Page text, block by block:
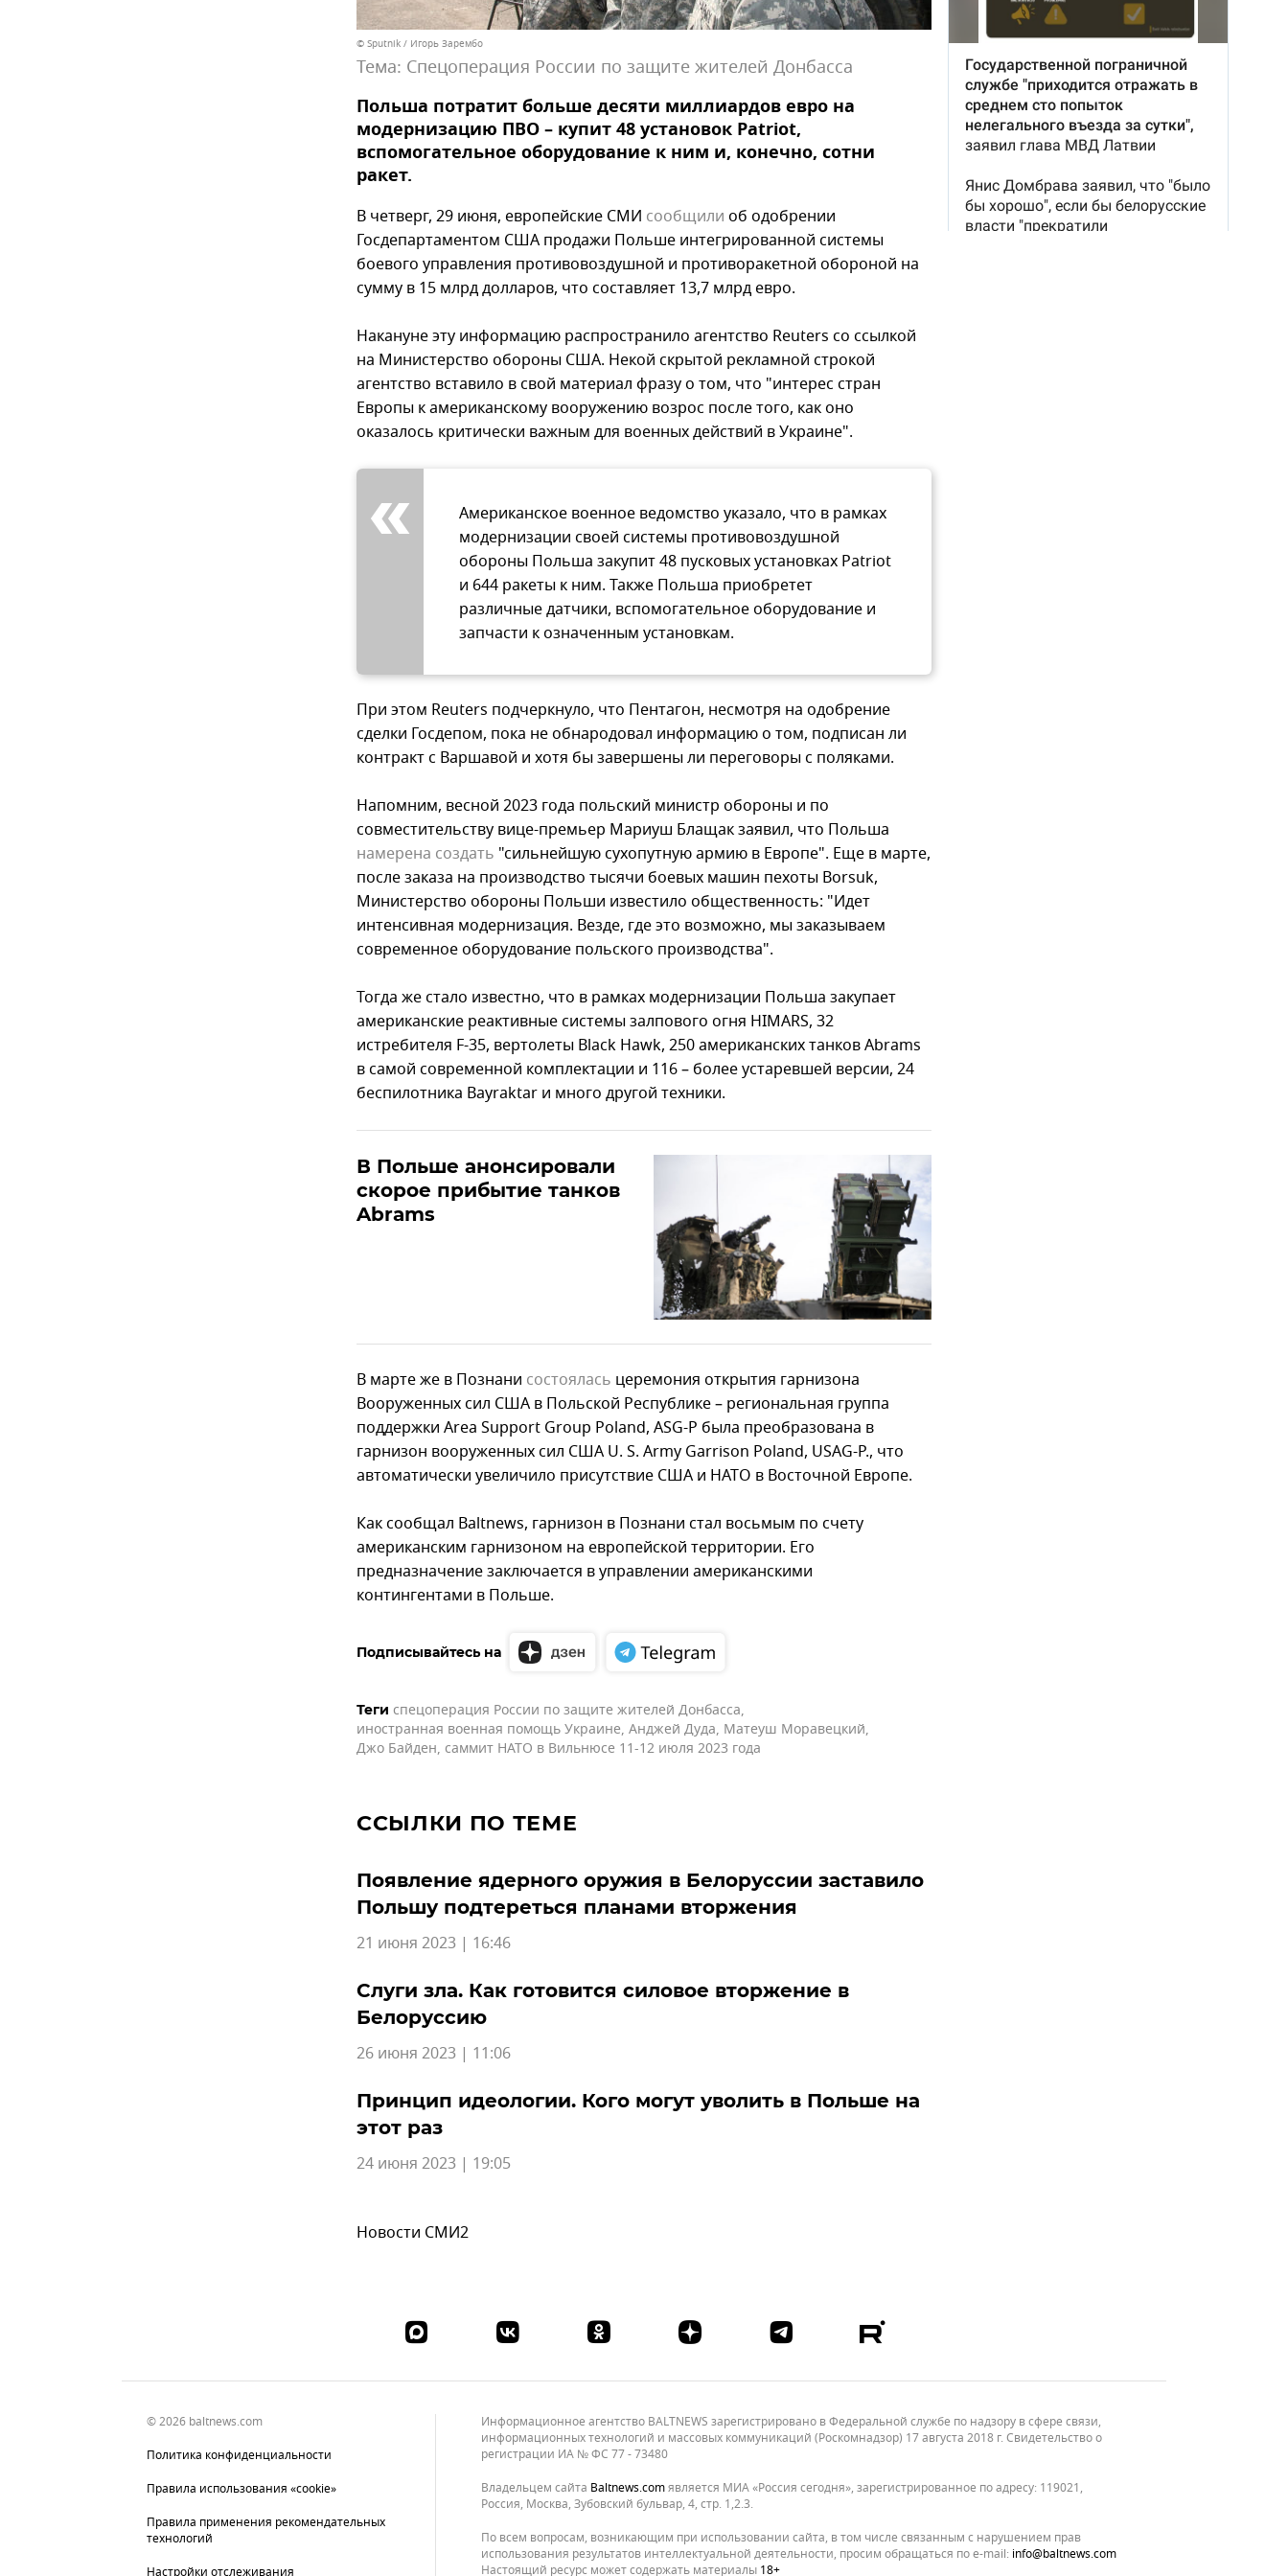
© Sputnik / Игорь Зарембо
Тема: Спецоперация России по защите жителей Донбасса
Польша потратит больше десяти миллиардов евро на
модернизацию ПВО – купит 48 установок Patriot,
вспомогательное оборудование к ним и, конечно, сотни
ракет.
В четверг, 29 июня, европейские СМИ сообщили об одобрении
Госдепартаментом США продажи Польше интегрированной системы
боевого управления противовоздушной и противоракетной обороной на
сумму в 15 млрд долларов, что составляет 13,7 млрд евро.
Накануне эту информацию распространило агентство Reuters со ссылкой
на Министерство обороны США. Некой скрытой рекламной строкой
агентство вставило в свой материал фразу о том, что "интерес стран
Европы к американскому вооружению возрос после того, как оно
оказалось критически важным для военных действий в Украине".
Американское военное ведомство указало, что в рамках
модернизации своей системы противовоздушной
обороны Польша закупит 48 пусковых установках Patriot
и 644 ракеты к ним. Также Польша приобретет
различные датчики, вспомогательное оборудование и
запчасти к означенным установкам.
При этом Reuters подчеркнуло, что Пентагон, несмотря на одобрение
сделки Госдепом, пока не обнародовал информацию о том, подписан ли
контракт с Варшавой и хотя бы завершены ли переговоры с поляками.
Напомним, весной 2023 года польский министр обороны и по
совместительству вице-премьер Мариуш Блащак заявил, что Польша
намерена создать "сильнейшую сухопутную армию в Европе". Еще в марте,
после заказа на производство тысячи боевых машин пехоты Borsuk,
Министерство обороны Польши известило общественность: "Идет
интенсивная модернизация. Везде, где это возможно, мы заказываем
современное оборудование польского производства".
Тогда же стало известно, что в рамках модернизации Польша закупает
американские реактивные системы залпового огня HIMARS, 32
истребителя F-35, вертолеты Black Hawk, 250 американских танков Abrams
в самой современной комплектации и 116 – более устаревшей версии, 24
беспилотника Bayraktar и много другой техники.
В Польше анонсировали
скорое прибытие танков
Abrams
В марте же в Познани состоялась церемония открытия гарнизона
Вооруженных сил США в Польской Республике – региональная группа
поддержки Area Support Group Poland, ASG-P была преобразована в
гарнизон вооруженных сил США U. S. Army Garrison Poland, USAG-P., что
автоматически увеличило присутствие США и НАТО в Восточной Европе.
Как сообщал Baltnews, гарнизон в Познани стал восьмым по счету
американским гарнизоном на европейской территории. Его
предназначение заключается в управлении американскими
контингентами в Польше.
Подписывайтесь на
Теги спецоперация России по защите жителей Донбасса,
иностранная военная помощь Украине, Анджей Дуда, Матеуш Моравецкий,
Джо Байден, саммит НАТО в Вильнюсе 11-12 июля 2023 года
ССЫЛКИ ПО ТЕМЕ
Появление ядерного оружия в Белоруссии заставило
Польшу подтереться планами вторжения
21 июня 2023 | 16:46
Слуги зла. Как готовится силовое вторжение в
Белоруссию
26 июня 2023 | 11:06
Принцип идеологии. Кого могут уволить в Польше на
этот раз
24 июня 2023 | 19:05
Новости СМИ2
© 2026 baltnews.com
Политика конфиденциальности
Правила использования «cookie»
Правила применения рекомендательных
технологий
Настройки отслеживания
Информационное агентство BALTNEWS зарегистрировано в Федеральной службе по надзору в сфере связи,
информационных технологий и массовых коммуникаций (Роскомнадзор) 17 августа 2018 г. Свидетельство о
регистрации ИА № ФС 77 - 73480
Владельцем сайта
baltnews.comявляется МИА «Россия сегодня», зарегистрированное по адресу: 119021,
Россия, Москва, Зубовский бульвар, 4, стр. 1,2.3.
По всем вопросам, возникающим при использовании сайта, в том числе связанным с нарушением прав
использования результатов интеллектуальной деятельности, просим обращаться по e-mail: info@baltnews.com
Настоящий ресурс может содержать материалы 18+